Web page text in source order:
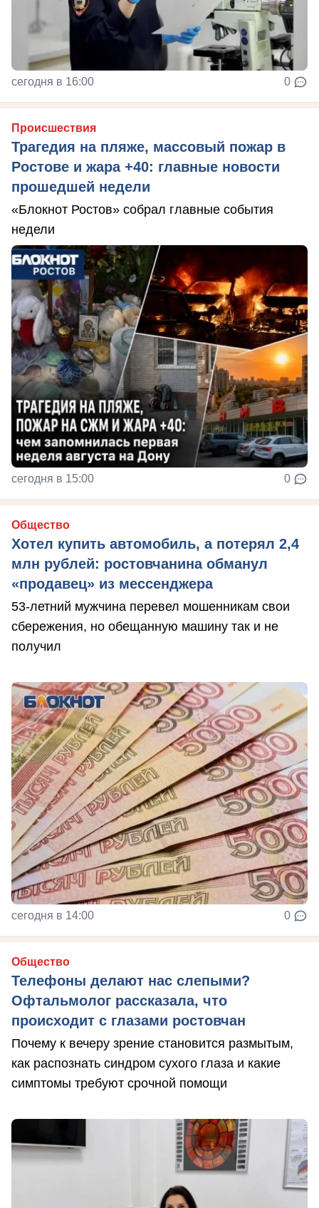
сегодня в 16:00 0
Происшествия
Трагедия на пляже, массовый пожар в
Ростове и жара +40: главные новости
прошедшей недели
«Блокнот Ростов» собрал главные события
недели
сегодня в 15:00 0
Общество
Хотел купить автомобиль, а потерял 2,4
млн рублей: ростовчанина обманул
«продавец» из мессенджера
53-летний мужчина перевел мошенникам свои
сбережения, но обещанную машину так и не
получил
сегодня в 14:00 0
Общество
Телефоны делают нас слепыми?
Офтальмолог рассказала, что
происходит с глазами ростовчан
Почему к вечеру зрение становится размытым,
как распознать синдром сухого глаза и какие
симптомы требуют срочной помощи